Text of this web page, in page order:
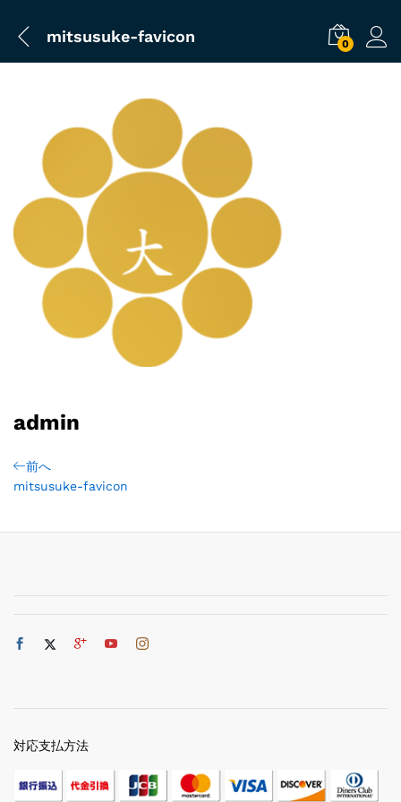
mitsusuke-favicon 0
admin
前へ
mitsusuke-favicon
対応支払方法